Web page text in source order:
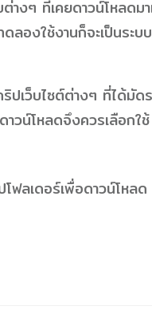
างๆ ที่เคยดาวน์โหลด
ลองใช้งานก็จะเป็นระ
ปเว็บไซต์ต่างๆ ที่ได้มั
าวน์โหลดจึงควรเลือก
ฟลเดอร์เพื่อดาวน์โหลด